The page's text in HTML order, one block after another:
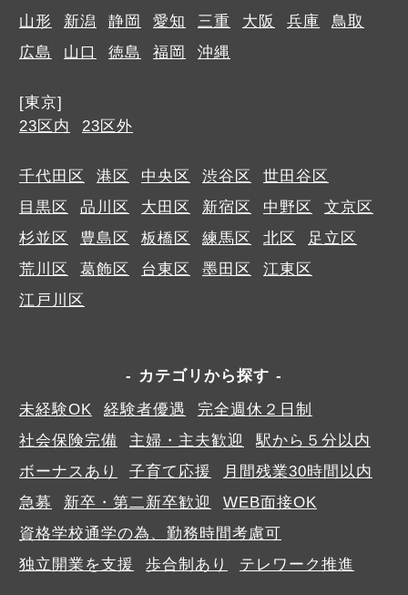
山形
新潟 静岡 愛知 三重 大阪 兵庫
鳥取
広島
山口 徳島 福岡 沖縄
[東京]
23区内
23区外
千代田区 港区 中央区 渋谷区
世田谷区
目黒区
品川区 大田区 新宿区 中野区
文京区
杉並区
豊島区 板橋区 練馬区 北区
足立区
荒川区
葛飾区 台東区 墨田区
江東区
江戸川区
カテゴリから探す
未経験OK
経験者優遇
完全週休２日制
社会保険完備
主婦・主夫歓迎
駅から５分以内
ボーナスあり
子育て応援
月間残業30時間以内
急募
新卒・第二新卒歓迎
WEB面接OK
資格学校通学の為、勤務時間考慮可
独立開業を支援
歩合制あり テレワーク推進